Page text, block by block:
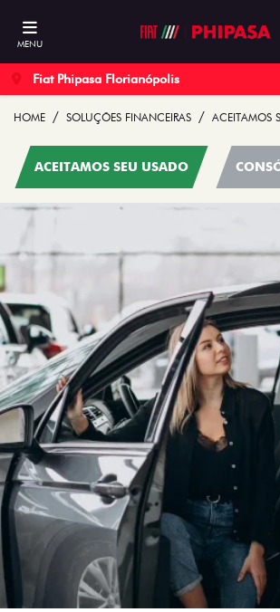
MENU
Fiat Phipasa Florianópolis
HOME SOLUÇÕES FINANCEIRAS ACEITAMOS
ACEITAMOS SEU USADO